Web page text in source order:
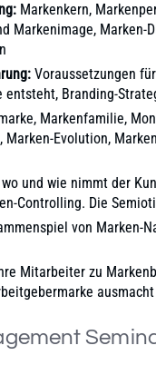
Markenkern,
Markenimage,
Voraussetzungen
entsteht, Branding-
Markenfamilie,
Marken-Evolution,
wo und wie nimmt der
Controlling. Die
von Marken-
Mitarbeiter zu
ausmacht